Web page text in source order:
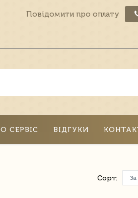
Повідомити про оплату
СЕРВІС ВІДГУКИ
Сорт: